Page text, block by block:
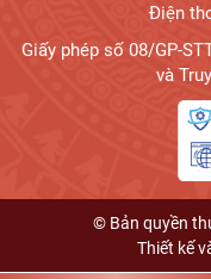
Điện
Giấy phép số 08/GP-
và
© Bản quyền
Thiết kế